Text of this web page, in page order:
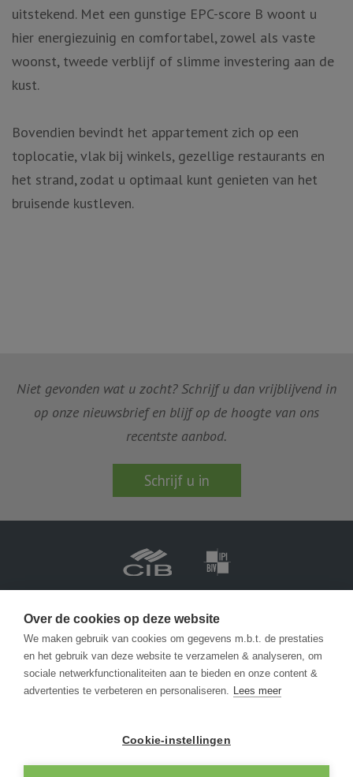
uitstekend. Met een gunstige EPC-score B woont u
hier energiezuinig en comfortabel, zowel als vaste
woonst, tweede verblijf of slimme investering aan de
kust.
Bovendien bevindt het appartement zich op een
toplocatie, vlak bij winkels, gezellige restaurants en
het strand, zodat u optimaal kunt genieten van het
bruisende kustleven.
Niet gevonden wat u zocht? Schrijf u dan vrijblijvend in
op onze nieuwsbrief en blijf op de hoogte van ons
recentste aanbod.
Schrijf u in
Ondernemingsnummer BTW-BE 0471 413 565
info@becue.be
+32 (0) 59 30 1362
Over de cookies op deze website
We maken gebruik van cookies om gegevens m.b.t. de prestaties
en het gebruik van deze website te verzamelen & analyseren, om
sociale netwerkfunctionaliteiten aan te bieden en onze content &
advertenties te verbeteren en personaliseren. Lees meer
Cookie-instellingen